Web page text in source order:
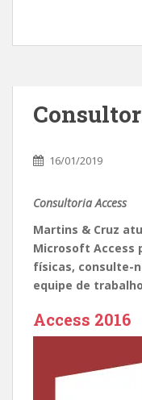
16/01/2019
Consultoria Access
Martins & Cruz
Microsoft Access
físicas, consulte-
equipe de
Access 2016